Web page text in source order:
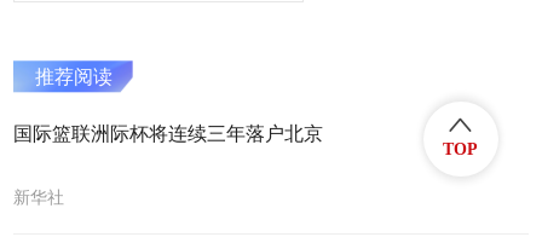
推荐阅读
国际篮联洲际杯将连续三年落户北京
新华社
TOP